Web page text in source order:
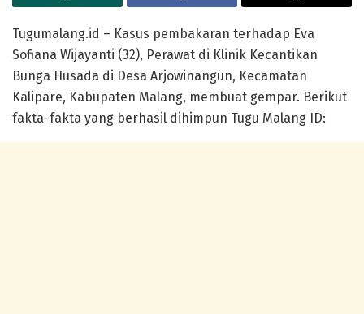
Tugumalang.id – Kasus pembakaran terhadap Eva
Sofiana Wijayanti (32), Perawat di Klinik Kecantikan
Bunga Husada di Desa Arjowinangun, Kecamatan
Kalipare, Kabupaten Malang, membuat gempar. Berikut
fakta-fakta yang berhasil dihimpun Tugu Malang ID: